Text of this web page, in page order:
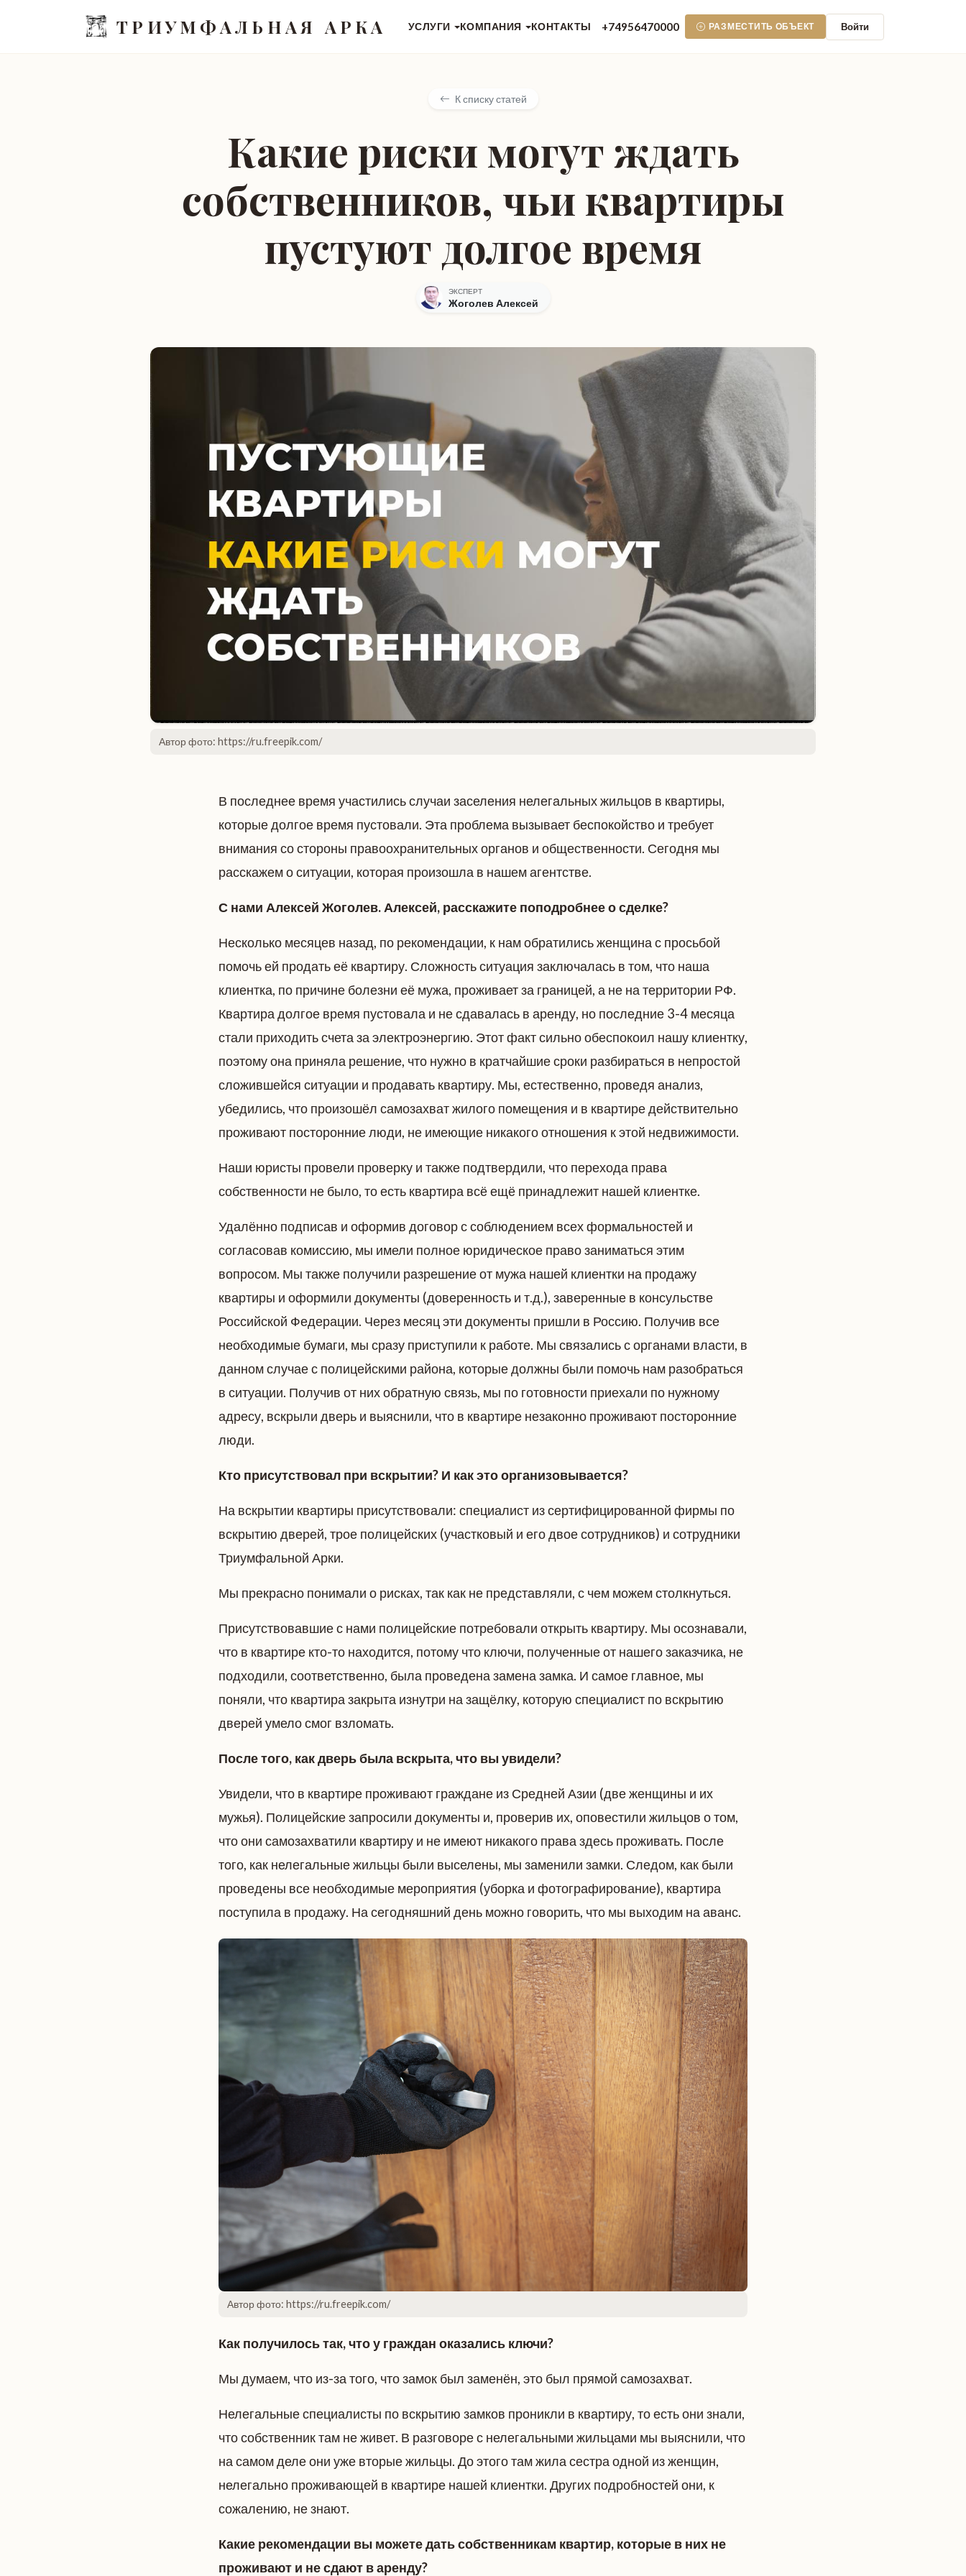
ТРИУМФАЛЬНАЯ АРКА УСЛУГИ КОМПАНИЯ КОНТАКТЫ +74956470000 РАЗМЕСТИТЬ ОБЪЕКТ Войти
К списку статей
Какие риски могут ждать
собственников, чьи квартиры
пустуют долгое время
ЭКСПЕРТ
Жоголев Алексей
Автор фото: https://ru.freepik.com/
В последнее время участились случаи заселения нелегальных жильцов в квартиры,
которые долгое время пустовали. Эта проблема вызывает беспокойство и требует
внимания со стороны правоохранительных органов и общественности. Сегодня мы
расскажем о ситуации, которая произошла в нашем агентстве.
С нами Алексей Жоголев. Алексей, расскажите поподробнее о сделке?
Несколько месяцев назад, по рекомендации, к нам обратились женщина с просьбой
помочь ей продать её квартиру. Сложность ситуация заключалась в том, что наша
клиентка, по причине болезни её мужа, проживает за границей, а не на территории РФ.
Квартира долгое время пустовала и не сдавалась в аренду, но последние 3-4 месяца
стали приходить счета за электроэнергию. Этот факт сильно обеспокоил нашу клиентку,
поэтому она приняла решение, что нужно в кратчайшие сроки разбираться в непростой
сложившейся ситуации и продавать квартиру. Мы, естественно, проведя анализ,
убедились, что произошёл самозахват жилого помещения и в квартире действительно
проживают посторонние люди, не имеющие никакого отношения к этой недвижимости.
Наши юристы провели проверку и также подтвердили, что перехода права
собственности не было, то есть квартира всё ещё принадлежит нашей клиентке.
Удалённо подписав и оформив договор с соблюдением всех формальностей и
согласовав комиссию, мы имели полное юридическое право заниматься этим
вопросом. Мы также получили разрешение от мужа нашей клиентки на продажу
квартиры и оформили документы (доверенность и т.д.), заверенные в консульстве
Российской Федерации. Через месяц эти документы пришли в Россию. Получив все
необходимые бумаги, мы сразу приступили к работе. Мы связались с органами власти, в
данном случае с полицейскими района, которые должны были помочь нам разобраться
в ситуации. Получив от них обратную связь, мы по готовности приехали по нужному
адресу, вскрыли дверь и выяснили, что в квартире незаконно проживают посторонние
люди.
Кто присутствовал при вскрытии? И как это организовывается?
На вскрытии квартиры присутствовали: специалист из сертифицированной фирмы по
вскрытию дверей, трое полицейских (участковый и его двое сотрудников) и сотрудники
Триумфальной Арки.
Мы прекрасно понимали о рисках, так как не представляли, с чем можем столкнуться.
Присутствовавшие с нами полицейские потребовали открыть квартиру. Мы осознавали,
что в квартире кто-то находится, потому что ключи, полученные от нашего заказчика, не
подходили, соответственно, была проведена замена замка. И самое главное, мы
поняли, что квартира закрыта изнутри на защёлку, которую специалист по вскрытию
дверей умело смог взломать.
После того, как дверь была вскрыта, что вы увидели?
Увидели, что в квартире проживают граждане из Средней Азии (две женщины и их
мужья). Полицейские запросили документы и, проверив их, оповестили жильцов о том,
что они самозахватили квартиру и не имеют никакого права здесь проживать. После
того, как нелегальные жильцы были выселены, мы заменили замки. Следом, как были
проведены все необходимые мероприятия (уборка и фотографирование), квартира
поступила в продажу. На сегодняшний день можно говорить, что мы выходим на аванс.
Автор фото: https://ru.freepik.com/
Как получилось так, что у граждан оказались ключи?
Мы думаем, что из-за того, что замок был заменён, это был прямой самозахват.
Нелегальные специалисты по вскрытию замков проникли в квартиру, то есть они знали,
что собственник там не живет. В разговоре с нелегальными жильцами мы выяснили, что
на самом деле они уже вторые жильцы. До этого там жила сестра одной из женщин,
нелегально проживающей в квартире нашей клиентки. Других подробностей они, к
сожалению, не знают.
Какие рекомендации вы можете дать собственникам квартир, которые в них не
проживают и не сдают в аренду?